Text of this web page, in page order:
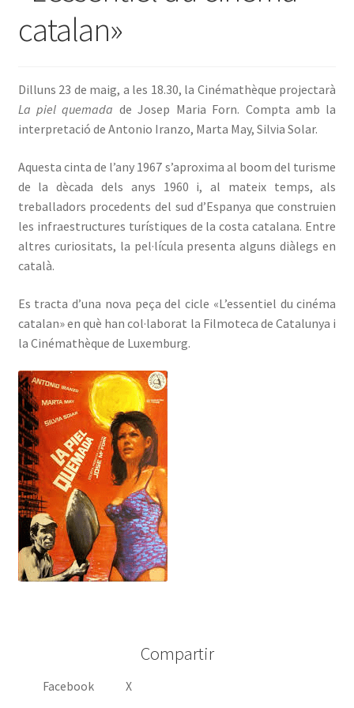
INICIA SESSIÓ
catalan»
Dilluns 23 de maig, a les 18.30, la Cinémathèque projectarà
La piel quemada de Josep Maria Forn. Compta amb la
interpretació de Antonio Iranzo, Marta May, Silvia Solar.
Aquesta cinta de l’any 1967 s’aproxima al boom del turisme
de la dècada dels anys 1960 i, al mateix temps, als
treballadors procedents del sud d’Espanya que construien
les infraestructures turístiques de la costa catalana. Entre
altres curiositats, la pel·lícula presenta alguns diàlegs en
català.
Es tracta d’una nova peça del cicle «L’essentiel du cinéma
catalan» en què han col·laborat la Filmoteca de Catalunya i
la Cinémathèque de Luxemburg.
Compartir
Facebook X